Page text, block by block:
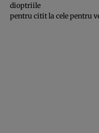
dioptriile
pentru citit la cele pentru